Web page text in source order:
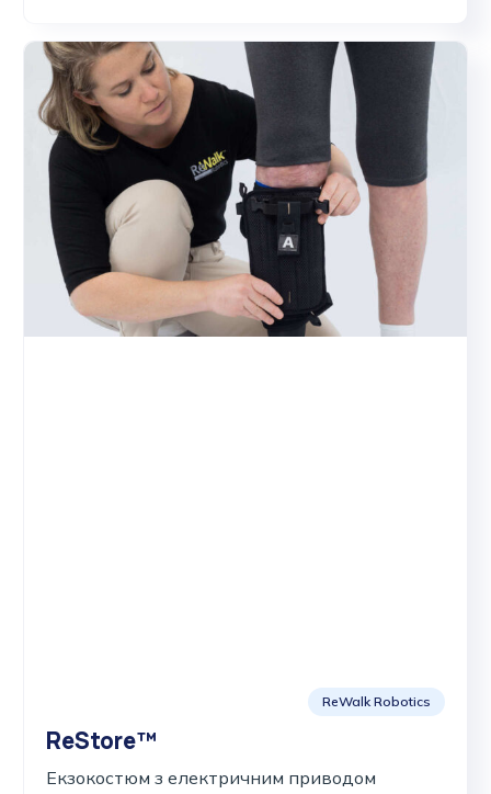
ReWalk Robotics
ReStore™
Екзокостюм з електричним приводом